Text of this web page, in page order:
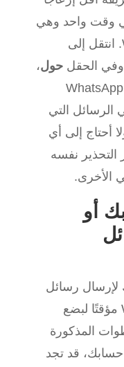
وقت واحد وهي
الحقل حول،
اكتب شيئًا مثل “تعرض تطبيق WhatsApp
الرسائل التي
أحتاج إلى أي
نفسه
الأخرى.
أو
لإرسال رسائل
مزعجة، فقد يقيده WhatsApp مؤقتًا لبضع
المذكورة
حسابك، قد تجد